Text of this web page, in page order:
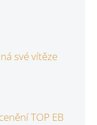
své vítěze
TOP EB